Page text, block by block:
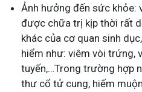
Ảnh hưởng đến sức khỏe:
được chữa trị kịp thời rất
khác của cơ quan sinh
hiểm như: viêm vòi trứng,
tuyến,…Trong trường hợp
thư cổ tử cung, hiếm